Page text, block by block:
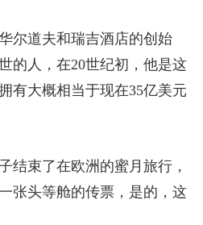
尔道夫和瑞吉酒店的创始
的人，在20世纪初，他是这
有大概相当于现在35亿美元
结束了在欧洲的蜜月旅行，
张头等舱的传票，是的，这